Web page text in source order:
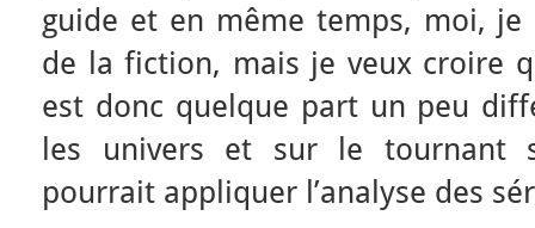
guide et en même temps, moi, je
de la fiction, mais je veux croire
est donc quelque part un peu
les univers et sur le tournant
pourrait appliquer l’analyse des